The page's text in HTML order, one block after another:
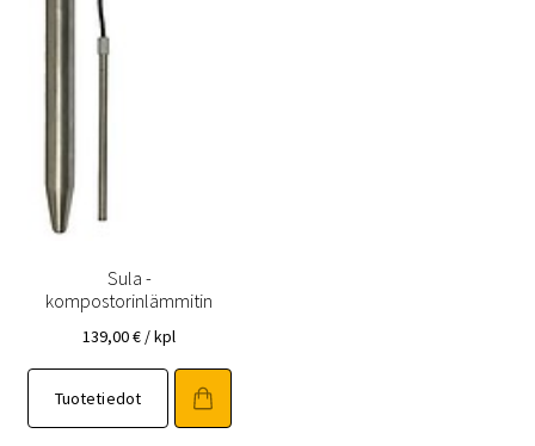
Sula -
kompostorinlämmitin
139,00€ / kpl
Tuotetiedot